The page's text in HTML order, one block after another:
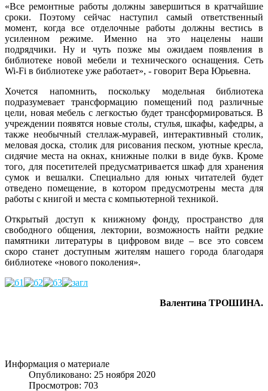
«Все ремонтные работы должны завершиться в кратчайшие
сроки. Поэтому сейчас наступил самый ответственный
момент, когда все отделочные работы должны вестись в
усиленном режиме. Именно на это нацелены наши
подрядчики. Ну и чуть позже мы ожидаем появления в
библиотеке новой мебели и технического оснащения. Сеть
Wi-Fi в библиотеке уже работает», - говорит Вера Юрьевна.
Хочется напомнить, поскольку модельная библиотека
подразумевает трансформацию помещений под различные
цели, новая мебель с легкостью будет трансформироваться. В
учреждении появятся новые столы, стулья, шкафы, кафедры, а
также необычный стеллаж-муравей, интерактивный столик,
меловая доска, столик для рисования песком, уютные кресла,
сидячие места на окнах, книжные полки в виде букв. Кроме
того, для посетителей предусматривается шкаф для хранения
сумок и вешалки. Специально для юных читателей будет
отведено помещение, в котором предусмотрены места для
работы с книгой и места с компьютерной техникой.
Открытый доступ к книжному фонду, пространство для
свободного общения, лектории, возможность найти редкие
памятники литературы в цифровом виде – все это совсем
скоро станет доступным жителям нашего города благодаря
библиотеке «нового поколения».
Валентина ТРОШИНА.
Информация о материале
Опубликовано: 25 ноября 2020
Просмотров: 703